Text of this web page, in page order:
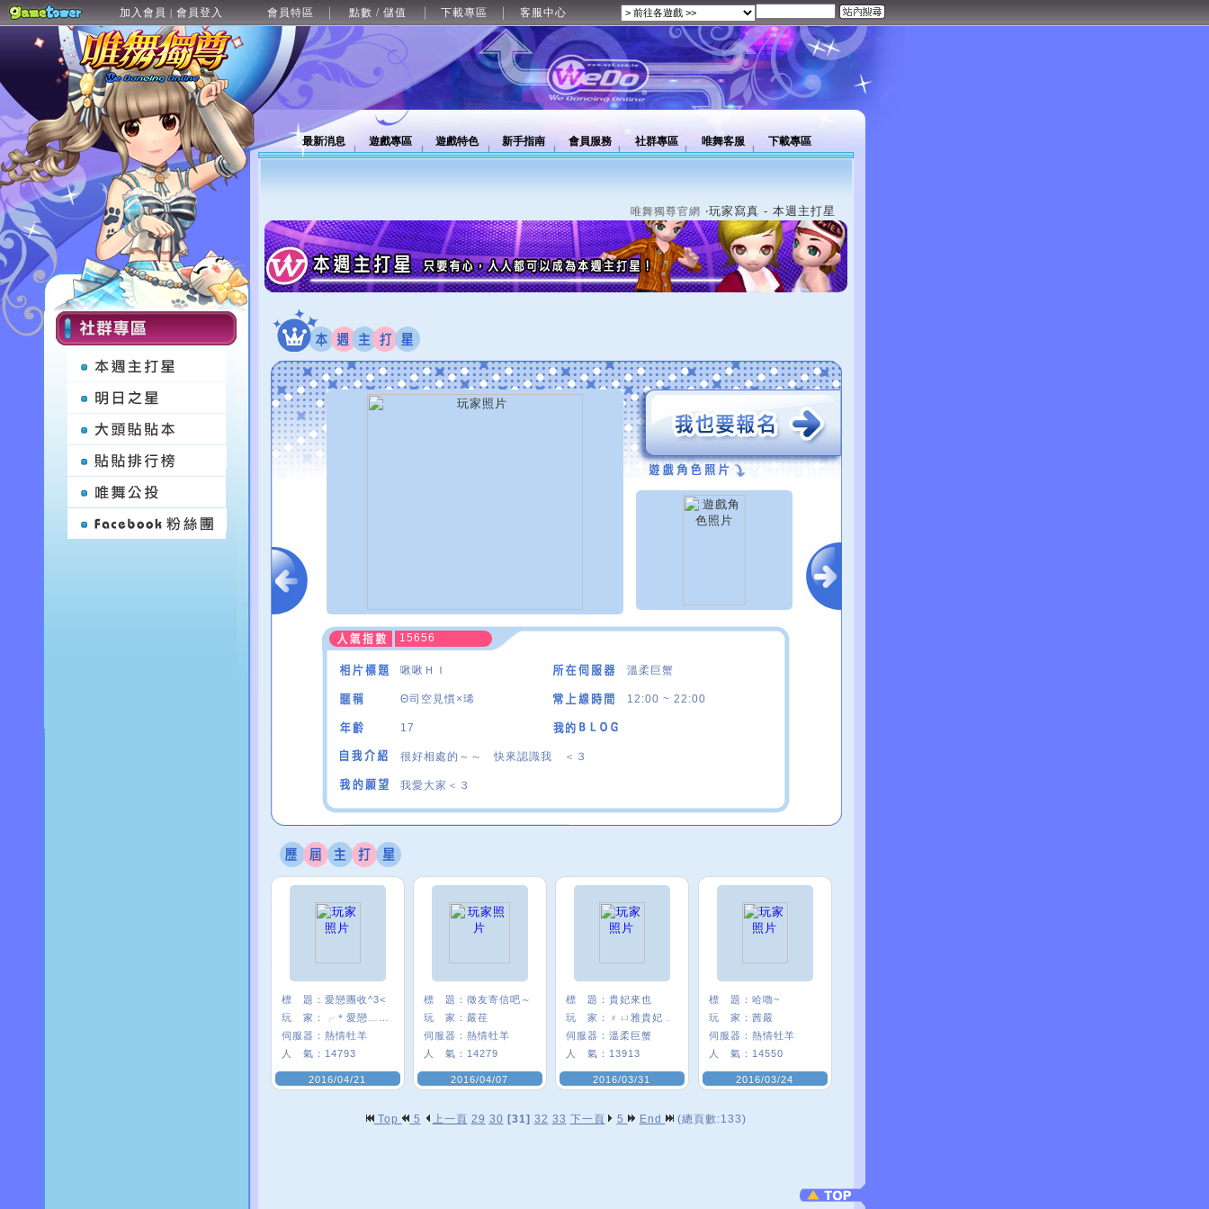
加入會員 | 會員登入 會員特區 點數 / 儲值 下載專區 客服中心
最新消息 遊戲專區 遊戲特色 新手指南 會員服務 社群專區 唯舞客服 下載專區
唯舞獨尊官網 ‧玩家寫真 - 本週主打星
15656
啾啾ＨＩ 溫柔巨蟹
Θ司空見慣×琋 12:00 ~ 22:00
17
很好相處的～～ 快來認識我 ＜３
我愛大家＜３
標 題： 愛戀團收^3<
玩 家：
伺服器： 熱情牡羊
人 氣： 14793
2016/04/21
標 題： 徵友寄信吧～
玩 家： 嚴荏
伺服器： 熱情牡羊
人 氣： 14279
2016/04/07
標 題： 貴妃來也
玩 家：
﹟ㄩ雅貴妃﹒
伺服器： 溫柔巨蟹
人 氣： 13913
2016/03/31
標 題： 哈嚕~
玩 家： 茜嚴
伺服器： 熱情牡羊
人 氣： 14550
2016/03/24
Top 5 上一頁 29 30 [31] 32 33 下一頁 5 End (總頁數:133)